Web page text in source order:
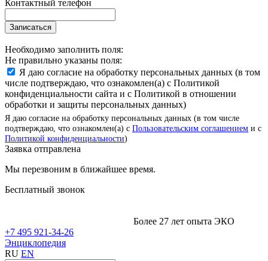
Контактный телефон
Записаться
Необходимо заполнить поля:
Не правильно указаны поля:
Я даю согласие на обработку персональных данных (в том
числе подтверждаю, что ознакомлен(а) с Политикой
конфиденциальности сайта и с Политикой в отношении
обработки и защиты персональных данных)
Я даю согласие на обработку персональных данных (в том числе
подтверждаю, что ознакомлен(а) с Пользовательским соглашением и с
Политикой конфиденциальности)
Заявка отправлена
Мы перезвоним в ближайшее время.
Бесплатный звонок
Более 27 лет опыта ЭКО
+7 495 921-34-26
Энциклопедия
RU EN